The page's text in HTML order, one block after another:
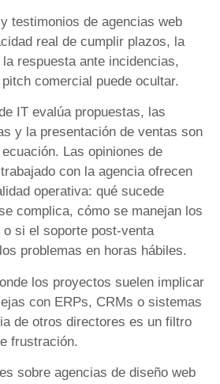
testimonios de agencias web
real de cumplir plazos, la
respuesta ante incidencias,
comercial puede ocultar.
IT evalúa propuestas, las
y la presentación de ventas son
Las opiniones de
con la agencia ofrecen
operativa: qué sucede
complica, cómo se manejan los
si el soporte post-venta
problemas en horas hábiles.
los proyectos suelen implicar
con ERPs, CRMs o sistemas
de otros directores es un filtro
frustración.
sobre agencias de diseño web